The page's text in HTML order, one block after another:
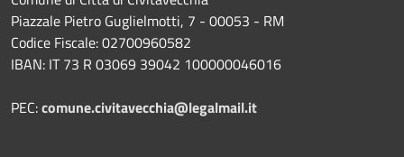
Piazzale Pietro Guglielmotti, 7 - 00053 - RM
Codice Fiscale: 02700960582
IBAN: IT 73 R 03069 39042 100000046016
PEC:comune.civitavecchia@legalmail.it